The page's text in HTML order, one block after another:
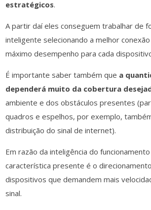
estratégicos.
A partir daí eles conseguem trabalhar de
inteligente selecionando a melhor
máximo desempenho para cada
É importante saber também que a
dependerá muito da cobertura
ambiente e dos obstáculos presentes
quadros e espelhos, por exemplo,
distribuição do sinal de internet).
Em razão da inteligência do
característica presente é o
dispositivos que demandem mais
sinal.